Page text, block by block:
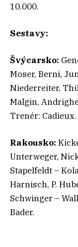
10.000.
Sestavy:
Švýcarsko:
Moser, Berni,
Niederreiter,
Malgin,
Trenér: Cadieux.
Rakousko:
Unterweger,
Stapelfeldt –
Harnisch, P.
Schwinger –
Bader.